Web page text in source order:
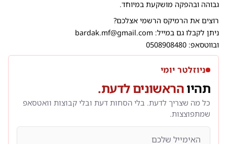
גבוהה ובהפקה מושקעת במיוחד.
רוצים את הרמיקס הרשמי אצלכם?
ניתן לקבלו גם במייל: bardak.mf@gmail.com
ובווטסאפ: 0508908480
ניוזלטר יומי
תהיוהראשונים לדעת.
כל מה שצריך לדעת. בלי הסחות דעת ובלי קבוצות וואטסאפ
שמתפוצצות.